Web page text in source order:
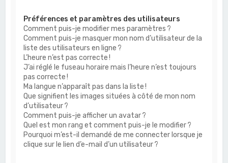
Préférences et paramètres des utilisateurs
Comment puis-je modifier mes paramètres ?
Comment puis-je masquer mon nom d’utilisateur de la
liste des utilisateurs en ligne ?
L’heure n’est pas correcte !
J’ai réglé le fuseau horaire mais l’heure n’est toujours
pas correcte !
Ma langue n’apparaît pas dans la liste !
Que signifient les images situées à côté de mon nom
d’utilisateur ?
Comment puis-je afficher un avatar ?
Quel est mon rang et comment puis-je le modifier ?
Pourquoi m’est-il demandé de me connecter lorsque je
clique sur le lien d’e-mail d’un utilisateur ?